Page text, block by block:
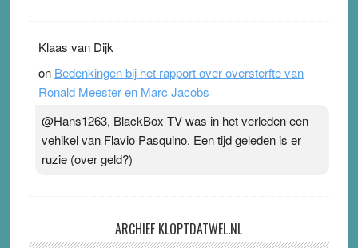
Klaas van Dijk
on Bedenkingen bij het rapport over oversterfte van
Ronald Meester en Marc Jacobs
@Hans1263, BlackBox TV was in het verleden een
vehikel van Flavio Pasquino. Een tijd geleden is er
ruzie (over geld?)
ARCHIEF KLOPTDATWEL.NL